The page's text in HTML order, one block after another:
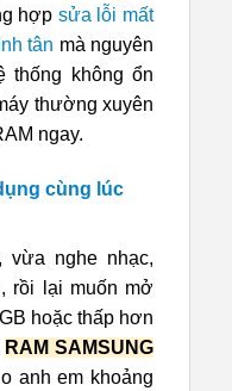
hợp sửa lỗi mất
tân mà nguyên
thống không ổn
thường xuyên
ngay.
cùng lúc
vừa nghe nhạc,
rồi lại muốn mở
hoặc thấp hơn
RAM SAMSUNG
anh em khoảng